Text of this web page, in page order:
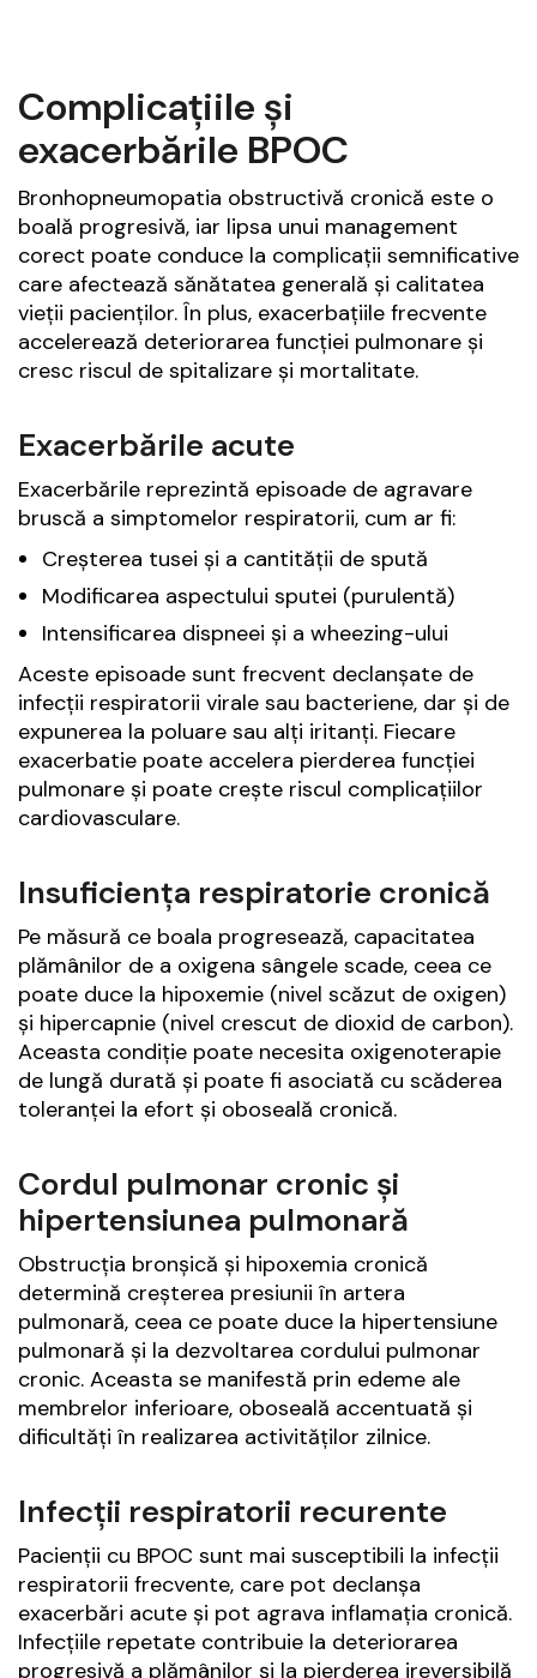
Complicațiile și
exacerbările BPOC
Bronhopneumopatia obstructivă cronică este o
boală progresivă, iar lipsa unui management
corect poate conduce la complicații semnificative
care afectează sănătatea generală și calitatea
vieții pacienților. În plus, exacerbațiile frecvente
accelerează deteriorarea funcției pulmonare și
cresc riscul de spitalizare și mortalitate.
Exacerbările acute
Exacerbările reprezintă episoade de agravare
bruscă a simptomelor respiratorii, cum ar fi:
Creșterea tusei și a cantității de spută
Modificarea aspectului sputei (purulentă)
Intensificarea dispneei și a wheezing-ului
Aceste episoade sunt frecvent declanșate de
infecții respiratorii virale sau bacteriene, dar și de
expunerea la poluare sau alți iritanți. Fiecare
exacerbatie poate accelera pierderea funcției
pulmonare și poate crește riscul complicațiilor
cardiovasculare.
Insuficiența respiratorie cronică
Pe măsură ce boala progresează, capacitatea
plămânilor de a oxigena sângele scade, ceea ce
poate duce la hipoxemie (nivel scăzut de oxigen)
și hipercapnie (nivel crescut de dioxid de carbon).
Aceasta condiție poate necesita oxigenoterapie
de lungă durată și poate fi asociată cu scăderea
toleranței la efort și oboseală cronică.
Cordul pulmonar cronic și
hipertensiunea pulmonară
Obstrucția bronșică și hipoxemia cronică
determină creșterea presiunii în artera
pulmonară, ceea ce poate duce la hipertensiune
pulmonară și la dezvoltarea cordului pulmonar
cronic. Aceasta se manifestă prin edeme ale
membrelor inferioare, oboseală accentuată și
dificultăți în realizarea activităților zilnice.
Infecții respiratorii recurente
Pacienții cu BPOC sunt mai susceptibili la infecții
respiratorii frecvente, care pot declanșa
exacerbări acute și pot agrava inflamația cronică.
Infecțiile repetate contribuie la deteriorarea
progresivă a plămânilor și la pierderea ireversibilă